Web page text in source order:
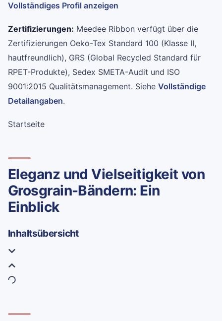
Vollständiges Profil anzeigen
Zertifizierungen: Meedee Ribbon verfügt über die
Zertifizierungen Oeko-Tex Standard 100 (Klasse II,
hautfreundlich), GRS (Global Recycled Standard für
RPET-Produkte), Sedex SMETA-Audit und ISO
9001:2015 Qualitätsmanagement. Siehe Vollständige
Detailangaben.
Startseite
Eleganz und Vielseitigkeit von
Grosgrain-Bändern: Ein
Einblick
Inhaltsübersicht